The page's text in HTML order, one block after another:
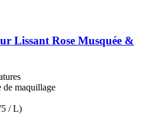
Lissant Rose Musquée &
de maquillage
/ L)